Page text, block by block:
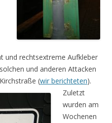
und rechtsextreme Aufkleber
und anderen Attacken
(wir berichteten).
Zuletzt
wurden am
Wochenen